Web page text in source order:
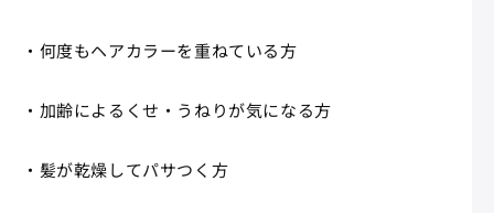
・何度もヘアカラーを重ねている方
・加齢によるくせ・うねりが気になる方
・髪が乾燥してパサつく方